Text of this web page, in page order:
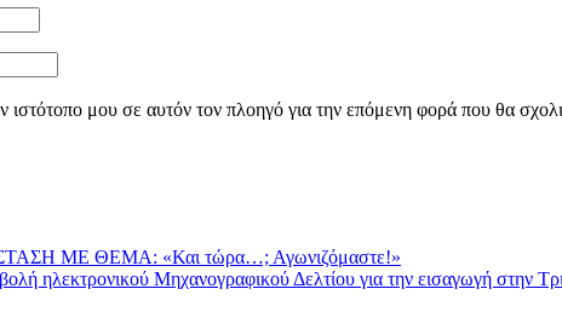
μου σε αυτόν τον πλοηγό για την επόμενη φορά που θα
ΜΕ ΘΕΜΑ: «Και τώρα…; Αγωνιζόμαστε!»
ηλεκτρονικού Μηχανογραφικού Δελτίου για την εισαγωγή